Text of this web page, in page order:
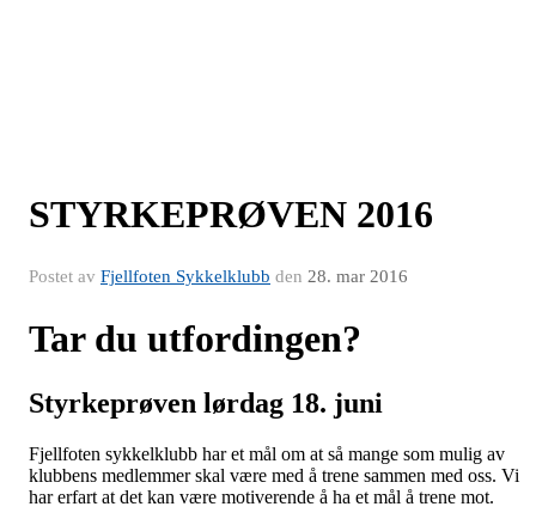
STYRKEPRØVEN 2016
Postet av Fjellfoten Sykkelklubb den 28. mar 2016
Tar du utfordingen?
Styrkeprøven lørdag 18. juni
Fjellfoten sykkelklubb har et mål om at så mange som mulig av
klubbens medlemmer skal være med å trene sammen med oss. Vi
har erfart at det kan være motiverende å ha et mål å trene mot.